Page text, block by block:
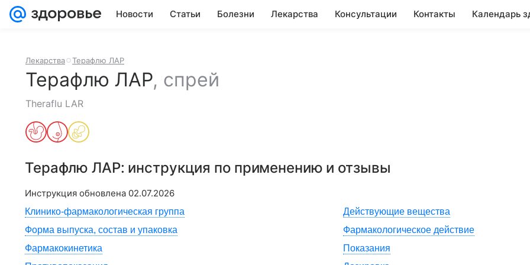
Новости Статьи Болезни Лекарства Консультации Контакты Календарь
Лекарства Терафлю ЛАР
Терафлю ЛАР, спрей
Theraflu LAR
Терафлю ЛАР: инструкция по применению и отзывы
Инструкция обновлена 02.07.2026
Клинико-фармакологическая группа
Действующие вещества
Форма выпуска, состав и упаковка
Фармакологическое действие
Фармакокинетика
Показания